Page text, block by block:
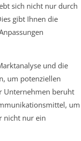
sich nicht nur durch
gibt Ihnen die
und die
um potenziellen
Unternehmen beruht
um
nicht nur ein